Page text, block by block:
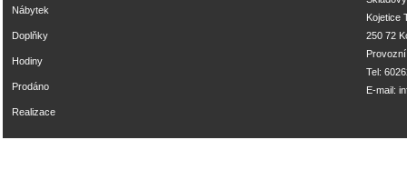
Nábytek
Doplňky
Hodiny
Prodáno
Realizace
Kojetice
250 72
Tel:
E-mail: